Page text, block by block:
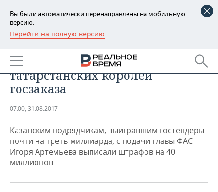
Вы были автоматически перенаправлены на мобильную
версию.
Перейти на полную версию
РЕГИОНЫ
БАШКОРТОСТАН
ТАТАРСТАН
НОВОСТИ
АНАЛИТИКА
КОРОЛИ ГОСЗАКАЗА ПФО
ФИНАНСЫ
НОВОСТИ
ПРОМЫШЛЕННОСТИ
НЕДВИЖИМОСТЬ
картельном сговоре
татарстанских королей
госзаказа
07:00, 31.08.2017
Казанским подрядчикам, выигравшим гостендеры
почти на треть миллиарда, с подачи главы ФАС
Игоря Артемьева выписали штрафов на 40
миллионов